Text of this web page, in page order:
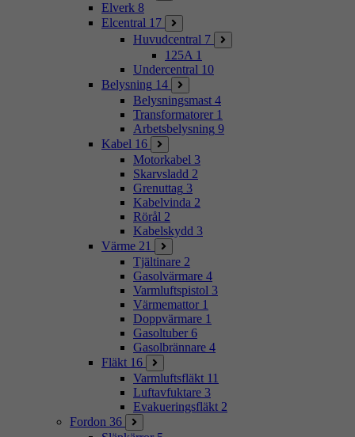
Elverk 8
Elcentral 17
Huvudcentral 7
125A 1
Undercentral 10
Belysning 14
Belysningsmast 4
Transformatorer 1
Arbetsbelysning 9
Kabel 16
Motorkabel 3
Skarvsladd 2
Grenuttag 3
Kabelvinda 2
Rörål 2
Kabelskydd 3
Värme 21
Tjältinare 2
Gasolvärmare 4
Varmluftspistol 3
Värmemattor 1
Doppvärmare 1
Gasoltuber 6
Gasolbrännare 4
Fläkt 16
Varmluftsfläkt 11
Luftavfuktare 3
Evakueringsfläkt 2
Fordon 36